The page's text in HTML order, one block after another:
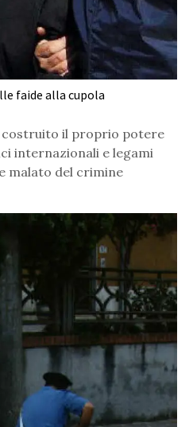
faide alla cupola
costruito il proprio potere
internazionali e legami
malato del crimine